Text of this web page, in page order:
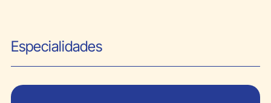
Especialidades